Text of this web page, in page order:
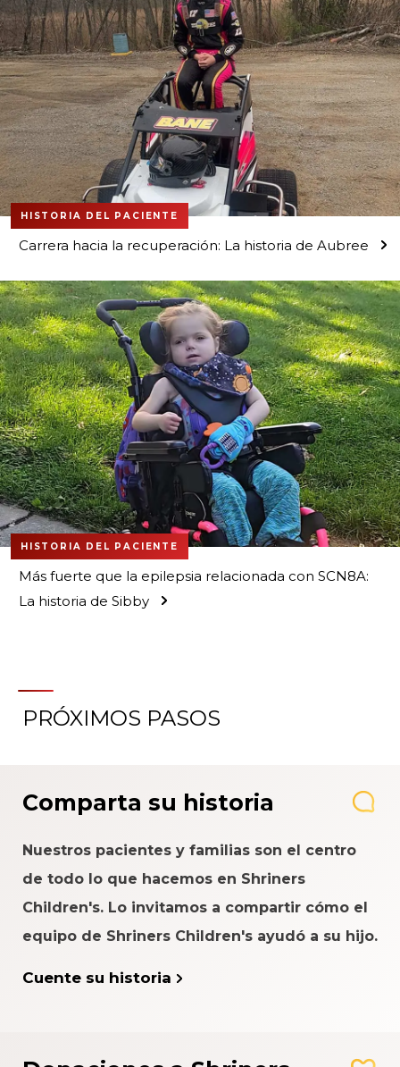
HISTORIA DEL PACIENTE
Carrera hacia la recuperación: La historia de Aubree
HISTORIA DEL PACIENTE
Más fuerte que la epilepsia relacionada con SCN8A:
La historia de Sibby
PRÓXIMOS PASOS
Comparta su historia
Nuestros pacientes y familias son el centro
de todo lo que hacemos en Shriners
Children's. Lo invitamos a compartir cómo el
equipo de Shriners Children's ayudó a su hijo.
Cuente su historia